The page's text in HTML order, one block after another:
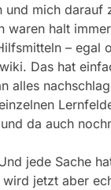
und mich darauf
waren halt
– egal
Das hat
alles
da auch
jede Sache
wird jetzt aber